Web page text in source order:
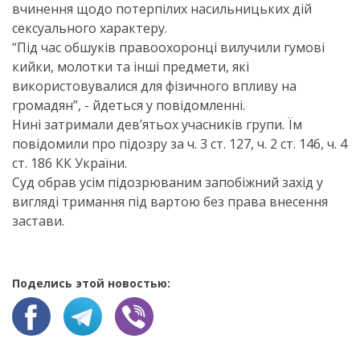
вчинення щодо потерпілих насильницьких дій
сексуального характеру.
“Під час обшуків правоохоронці вилучили гумові
кийки, молотки та інші предмети, які
використовувалися для фізичного впливу на
громадян”, - йдеться у повідомленні.
Нині затримали дев’ятьох учасників групи. Їм
повідомили про підозру за ч. 3 ст. 127, ч. 2 ст. 146, ч. 4
ст. 186 КК України.
Суд обрав усім підозрюваним запобіжний захід у
вигляді тримання під вартою без права внесення
застави.
Поделись этой новостью: